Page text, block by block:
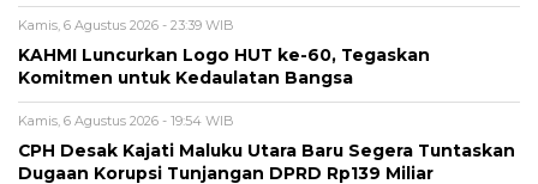
Kamis, 6 Agustus 2026 - 23:39 WIB
KAHMI Luncurkan Logo HUT ke-60, Tegaskan
Komitmen untuk Kedaulatan Bangsa
Kamis, 6 Agustus 2026 - 19:54 WIB
CPH Desak Kajati Maluku Utara Baru Segera Tuntaskan
Dugaan Korupsi Tunjangan DPRD Rp139 Miliar